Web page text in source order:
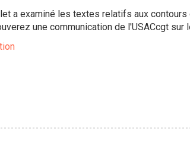
a examiné les textes relatifs aux
une communication de l'USACcgt sur